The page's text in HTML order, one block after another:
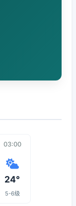
03:00
24°
5-6级